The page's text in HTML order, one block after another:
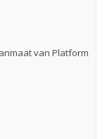
van Platform